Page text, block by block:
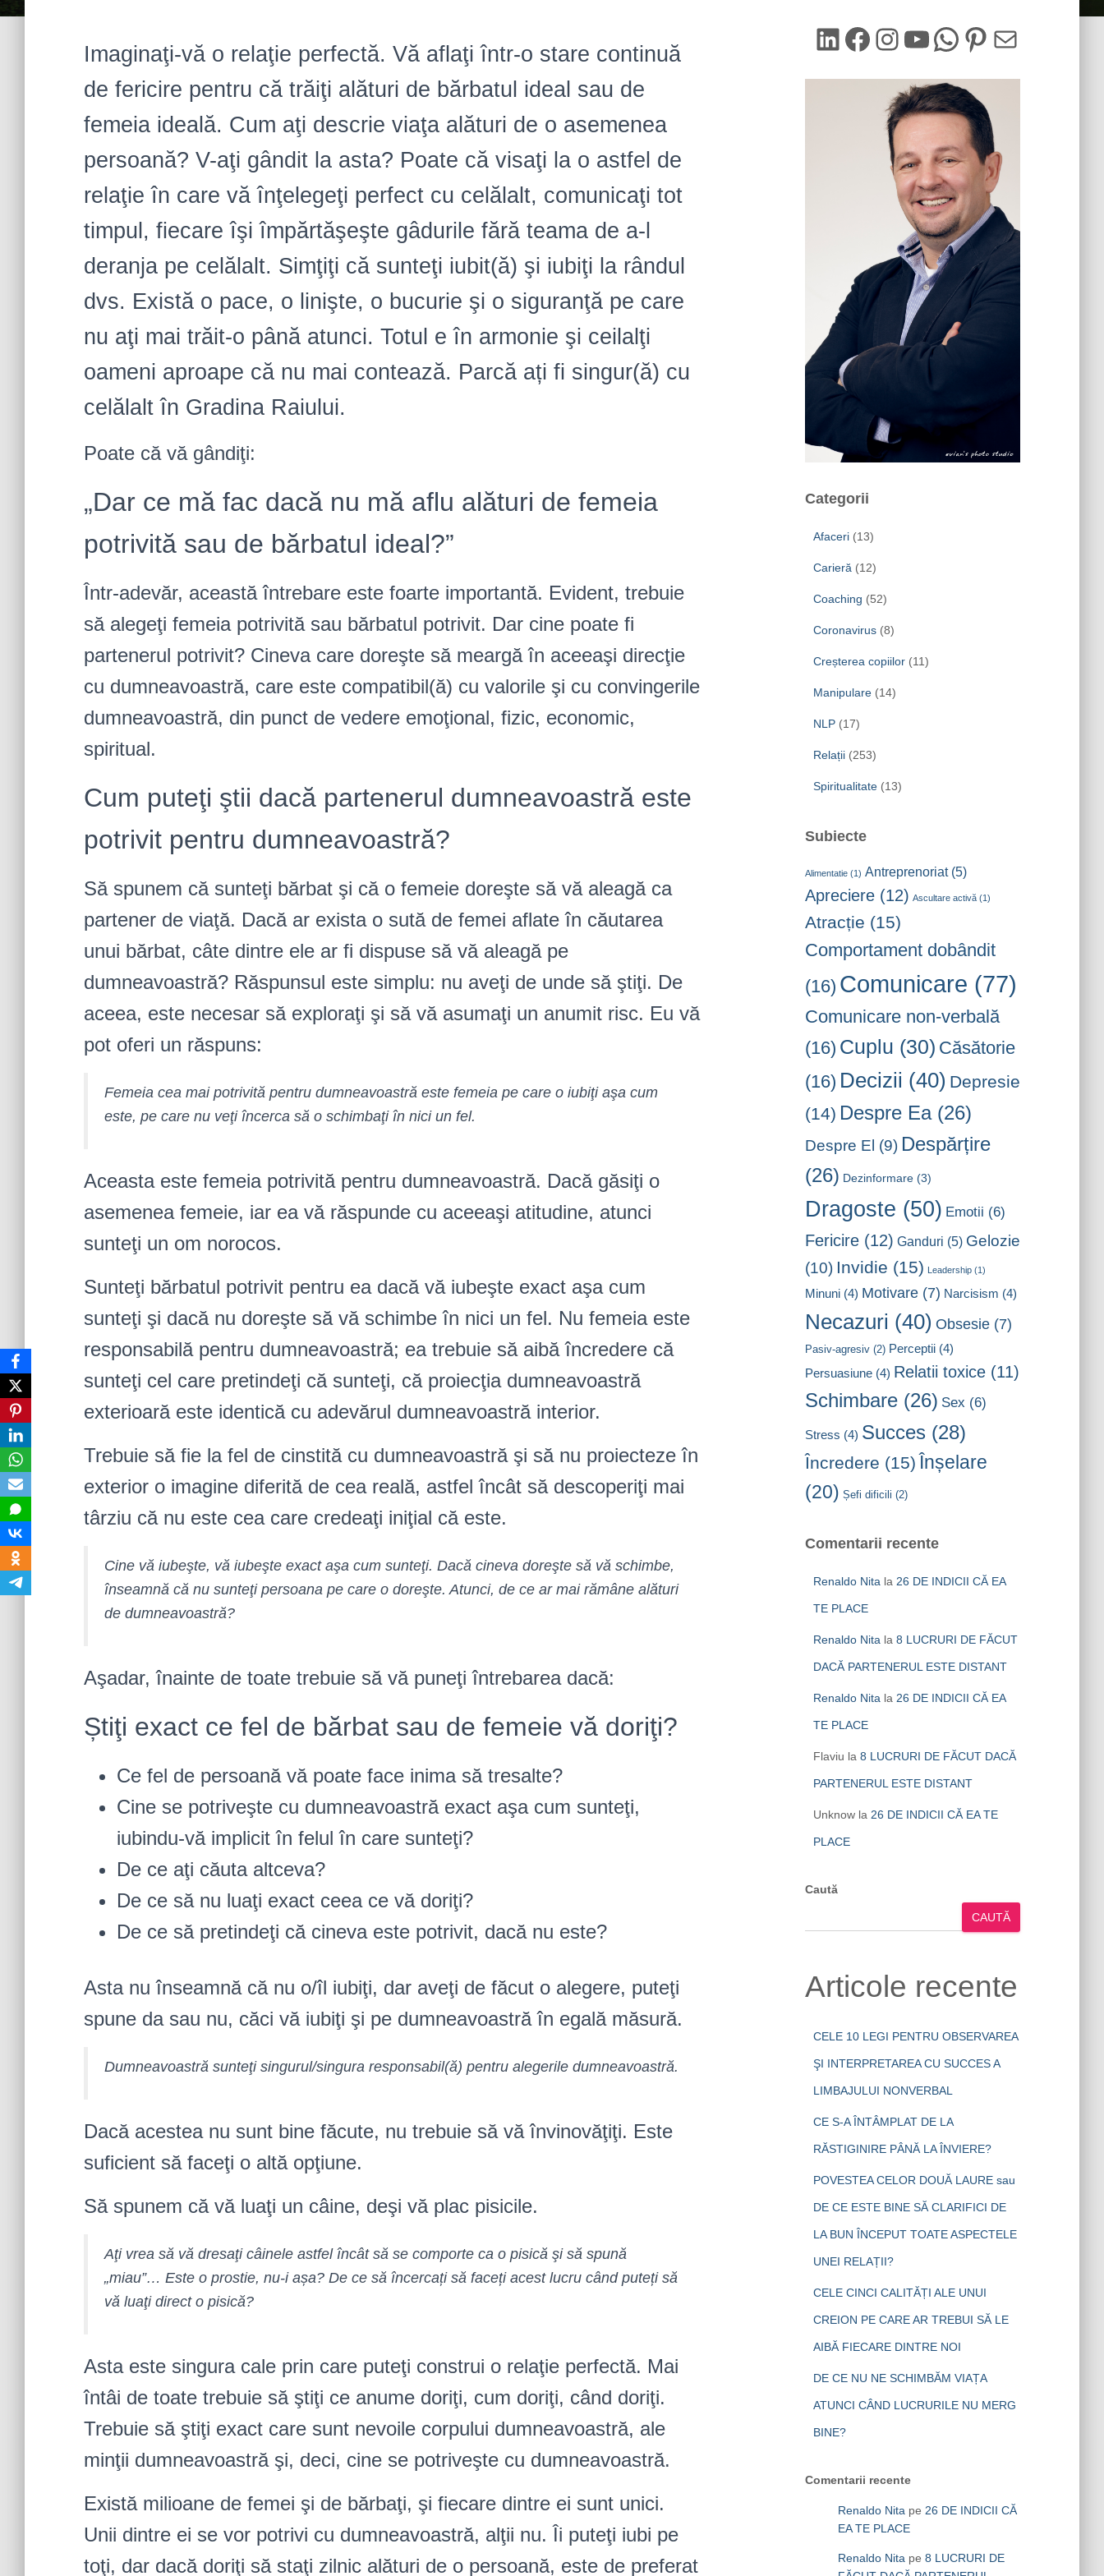
Imaginaţi-vă o relaţie perfectă. Vă aflaţi într-o stare continuă
de fericire pentru că trăiţi alături de bărbatul ideal sau de
femeia ideală. Cum aţi descrie viaţa alături de o asemenea
persoană? V-aţi gândit la asta? Poate că visaţi la o astfel de
relaţie în care vă înţelegeţi perfect cu celălalt, comunicaţi tot
timpul, fiecare îşi împărtăşeşte gâdurile fără teama de a-l
deranja pe celălalt. Simţiţi că sunteţi iubit(ă) şi iubiţi la rândul
dvs. Există o pace, o linişte, o bucurie şi o siguranţă pe care
nu aţi mai trăit-o până atunci. Totul e în armonie şi ceilalţi
oameni aproape că nu mai contează. Parcă ați fi singur(ă) cu
celălalt în Gradina Raiului.
Poate că vă gândiţi:
„Dar ce mă fac dacă nu mă aflu alături de femeia
potrivită sau de bărbatul ideal?”
Într-adevăr, această întrebare este foarte importantă. Evident, trebuie
să alegeţi femeia potrivită sau bărbatul potrivit. Dar cine poate fi
partenerul potrivit? Cineva care doreşte să meargă în aceeaşi direcţie
cu dumneavoastră, care este compatibil(ă) cu valorile şi cu convingerile
dumneavoastră, din punct de vedere emoţional, fizic, economic,
spiritual.
Cum puteţi ştii dacă partenerul dumneavoastră este
potrivit pentru dumneavoastră?
Să spunem că sunteţi bărbat şi că o femeie doreşte să vă aleagă ca
partener de viaţă. Dacă ar exista o sută de femei aflate în căutarea
unui bărbat, câte dintre ele ar fi dispuse să vă aleagă pe
dumneavoastră? Răspunsul este simplu: nu aveţi de unde să ştiţi. De
aceea, este necesar să exploraţi şi să vă asumaţi un anumit risc. Eu vă
pot oferi un răspuns:
Femeia cea mai potrivită pentru dumneavoastră este femeia pe care o iubiţi aşa cum
este, pe care nu veţi încerca să o schimbaţi în nici un fel.
Aceasta este femeia potrivită pentru dumneavoastră. Dacă găsiţi o
asemenea femeie, iar ea vă răspunde cu aceeaşi atitudine, atunci
sunteţi un om norocos.
Sunteţi bărbatul potrivit pentru ea dacă vă iubeşte exact aşa cum
sunteţi şi dacă nu doreşte să vă schimbe în nici un fel. Nu femeia este
responsabilă pentru dumneavoastră; ea trebuie să aibă încredere că
sunteţi cel care pretindeţi că sunteţi, că proiecţia dumneavoastră
exterioară este identică cu adevărul dumneavoastră interior.
Trebuie să fie la fel de cinstită cu dumneavoastră şi să nu proiecteze în
exterior o imagine diferită de cea reală, astfel încât să descoperiţi mai
târziu că nu este cea care credeaţi iniţial că este.
Cine vă iubeşte, vă iubeşte exact aşa cum sunteţi. Dacă cineva doreşte să vă schimbe,
înseamnă că nu sunteţi persoana pe care o doreşte. Atunci, de ce ar mai rămâne alături
de dumneavoastră?
Aşadar, înainte de toate trebuie să vă puneţi întrebarea dacă:
Știţi exact ce fel de bărbat sau de femeie vă doriţi?
Ce fel de persoană vă poate face inima să tresalte?
Cine se potriveşte cu dumneavoastră exact aşa cum sunteţi,
iubindu-vă implicit în felul în care sunteţi?
De ce aţi căuta altceva?
De ce să nu luaţi exact ceea ce vă doriţi?
De ce să pretindeţi că cineva este potrivit, dacă nu este?
Asta nu înseamnă că nu o/îl iubiţi, dar aveţi de făcut o alegere, puteţi
spune da sau nu, căci vă iubiţi şi pe dumneavoastră în egală măsură.
Dumneavoastră sunteţi singurul/singura responsabil(ă) pentru alegerile dumneavoastră.
Dacă acestea nu sunt bine făcute, nu trebuie să vă învinovăţiţi. Este
suficient să faceţi o altă opţiune.
Să spunem că vă luaţi un câine, deşi vă plac pisicile.
Aţi vrea să vă dresaţi câinele astfel încât să se comporte ca o pisică şi să spună
„miau”… Este o prostie, nu-i așa? De ce să încercați să faceți acest lucru când puteți să
vă luaţi direct o pisică?
Asta este singura cale prin care puteţi construi o relaţie perfectă. Mai
întâi de toate trebuie să ştiţi ce anume doriţi, cum doriţi, când doriţi.
Trebuie să ştiţi exact care sunt nevoile corpului dumneavoastră, ale
minţii dumneavoastră şi, deci, cine se potriveşte cu dumneavoastră.
Există milioane de femei şi de bărbaţi, şi fiecare dintre ei sunt unici.
Unii dintre ei se vor potrivi cu dumneavoastră, alţii nu. Îi puteţi iubi pe
toţi, dar dacă doriţi să staţi zilnic alături de o persoană, este de preferat
LinkedIn Facebook Instagram YouTube WhatsApp Pinterest Mail
Categorii
Afaceri(13)
Carieră (12)
Coaching (52)
Coronavirus(8)
Creșterea copiilor(11)
Manipulare(14)
NLP(17)
Relații(253)
Spiritualitate(13)
Subiecte
Alimentatie(1) Antreprenoriat(5)
Apreciere(12) Ascultare activă(1)
Atracție (15)
Comportament dobândit
(16) Comunicare (77)
Comunicare non-verbală
(16) Cuplu (30) Căsătorie
(16) Decizii (40) Depresie
(14) Despre Ea(26)
Despre El (9) Despărțire
(26) Dezinformare(3)
Dragoste (50) Emotii (6)
Fericire(12) Ganduri (5) Gelozie
(10) Invidie (15) Leadership(1)
Minuni(4) Motivare(7) Narcisism (4)
Necazuri (40) Obsesie(7)
Pasiv-agresiv(2) Perceptii(4)
Persuasiune(4) Relatii toxice(11)
Schimbare(26) Sex (6)
Stress (4) Succes(28)
Încredere (15) Înșelare
(20) Șefi dificili (2)
Comentarii recente
Renaldo Nita la 26 DE INDICII CĂ EA
TE PLACE
Renaldo Nita la 8 LUCRURI DE FĂCUT
DACĂ PARTENERUL ESTE DISTANT
Renaldo Nita la 26 DE INDICII CĂ EA
TE PLACE
Flaviu la 8 LUCRURI DE FĂCUT DACĂ
PARTENERUL ESTE DISTANT
Unknowla 26 DE INDICII CĂ EA TE
PLACE
Caută
CAUTĂ
Articole recente
CELE 10 LEGI PENTRU OBSERVAREA
ŞI INTERPRETAREA CU SUCCES A
LIMBAJULUI NONVERBAL
CE S-A ÎNTÂMPLAT DE LA
RĂSTIGINIRE PÂNĂ LA ÎNVIERE?
POVESTEA CELOR DOUĂ LAURE sau
DE CE ESTE BINE SĂ CLARIFICI DE
LA BUN ÎNCEPUT TOATE ASPECTELE
UNEI RELAȚII?
CELE CINCI CALITĂȚI ALE UNUI
CREION PE CARE AR TREBUI SĂ LE
AIBĂ FIECARE DINTRE NOI
DE CE NU NE SCHIMBĂM VIAȚA
ATUNCI CÂND LUCRURILE NU MERG
BINE?
Comentarii recente
Renaldo Nita pe 26 DE INDICII CĂ
EA TE PLACE
Renaldo Nita pe 8 LUCRURI DE